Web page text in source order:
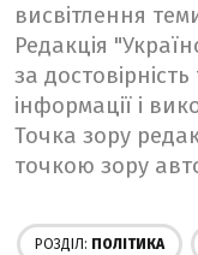
висвітлення
Редакція
за
інформації і
Точка зору
точкою зору
РОЗДІЛ: ПОЛІТИКА